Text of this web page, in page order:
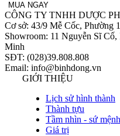
MUA NGAY
CÔNG TY TNHH DƯỢC
Cơ sở: 43/9 Mễ Cốc, Phường
Showroom: 11 Nguyễn Sĩ
Minh
SĐT: (028)39.808.808
Email: info@binhdong.vn
GIỚI THIỆU
Lịch sử hình thành
Thành tựu
Tầm nhìn - sứ mệnh
Giá trị